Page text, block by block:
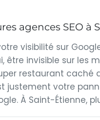
agences SEO à
visibilité sur
être invisible sur les
restaurant caché
justement votre
À Saint-Étienne,